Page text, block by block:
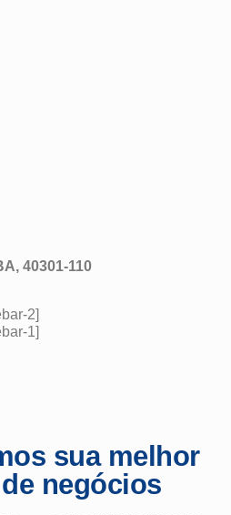
40301-110
2]
1]
sua melhor
negócios